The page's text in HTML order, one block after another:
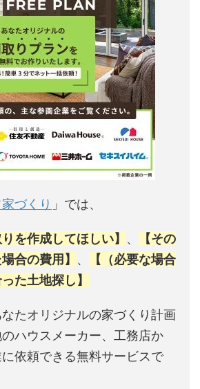
づくり 」では、
を作成してほしい】 、
【その
合の費用】 、
【（必要な場合
た土地探し】
たオリジナルの家づくり計画
ハウスメーカー、工務店か
依頼できる無料サービスで